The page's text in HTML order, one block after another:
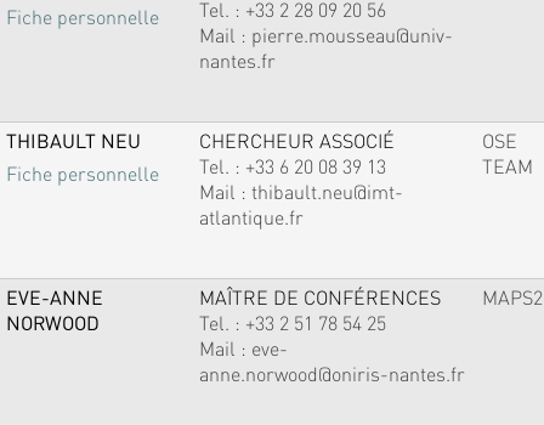
Fiche personnelle
Tel. : +33 2 28 09 20 56
Mail : pierre.mousseau@univ-
nantes.fr
THIBAULT NEU
Fiche personnelle
CHERCHEUR ASSOCIÉ
Tel. : +33 6 20 08 39 13
Mail : thibault.neu@imt-
atlantique.fr
OSE
TEAM
EVE-ANNE
NORWOOD
MAÎTRE DE CONFÉRENCES
Tel. : +33 2 51 78 54 25
Mail : eve-
anne.norwood@oniris-nantes.fr
MAPS2